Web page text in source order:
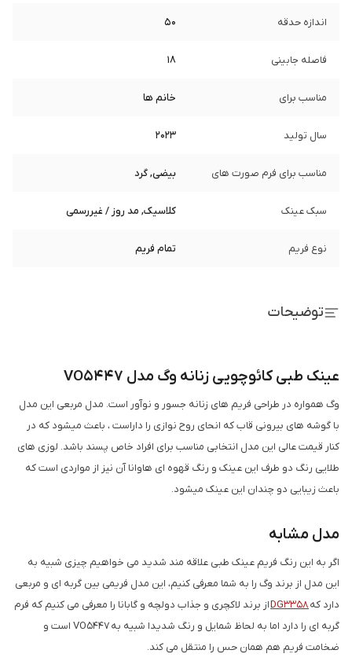
اندازه حدقه 50
فاصله جابینی 18
مناسب برای خانم ها
سال تولید 2023
مناسب برای فرم صورت های بیضی, گرد
سبک عینک کلاسیک, مد روز / غیررسمی
نوع فریم تمام فریم
توضیحات
عینک طبی کائوچویی زنانه وگ مدل VO5447
وگ همواره در طراحی فریم های زنانه جسور و نوآور است. مدل مربعی این مدل
با گوشه های بیرونی قاب که انحای روح نوازی را داراست ، باعث میشود که در
کنار قیمت عالی این مدل انتخابی مناسب برای افراد خاص پسند باشد. لوزی های
طلایی رنگ دو طرف این عینک و رنگ قهوه ای هاوانا آن نیز از مواردی است که
باعث زیبایی دو چندان این عینک میشود.
مدل مشابه
اگر به این رنگ فریم عینک طبی علاقه مند شدید می خواهیم چیزی شبیه به
این مدل از برند وگ را به شما معرفی کنیم، این مدل فریمی بین گربه ای و مربعی
دارد کهDG3358از برند لاکچری و جذاب دولچه و گابانا را معرفی می کنیم که فرم
گربه ای را دارد اما به لحاظ شمایل و رنگ شدیدا شبیه به VO5447 است و
ضخامت فریم هم همان حس را منتقل می کند.